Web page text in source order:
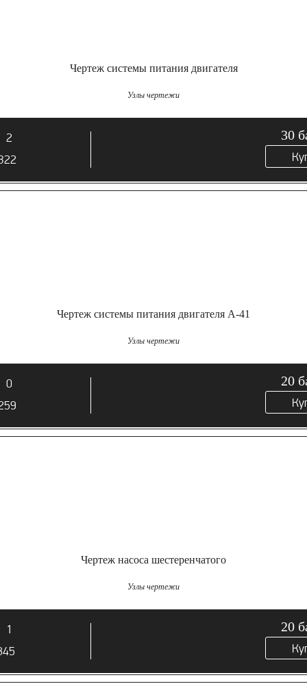
Чертеж системы питания двигателя
Узлы чертежи
2
30
Чертеж системы питания двигателя А-41
Узлы чертежи
0
20
Чертеж насоса шестеренчатого
Узлы чертежи
1
20